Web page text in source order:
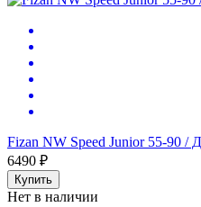
Fizan NW Speed Junior 55-90 /
6490 ₽
Купить
Нет в наличии